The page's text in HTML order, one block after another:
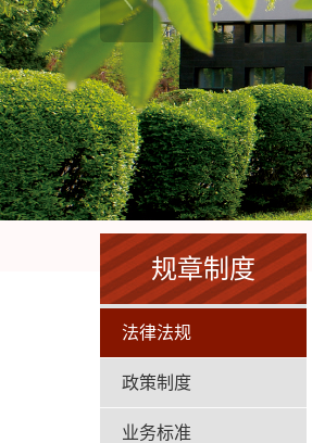
规章制度
法律法规
政策制度
业务标准